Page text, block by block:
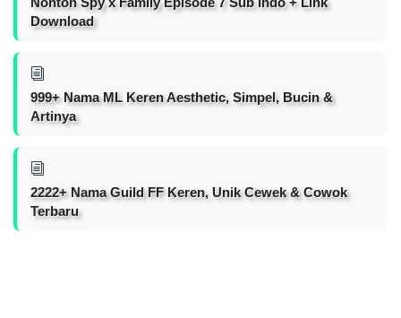
Download
999+ Nama ML Keren Aesthetic, Simpel, Bucin &
Artinya
2222+ Nama Guild FF Keren, Unik Cewek & Cowok
Terbaru